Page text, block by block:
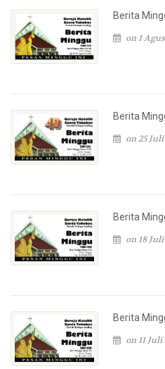
Berita
on 1
Berita
on 25
Berita
on 18
Berita
on 11 Juli